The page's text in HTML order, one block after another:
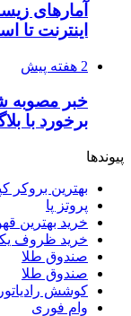
آمارهای
اینترنت تا
2 هفته پیش
خبر مصوبه
برخورد با
پیوندها
بهترین بروکر
پروتز پا
خرید بهترین
خرید ظروف
صندوق طلا
صندوق طلا
کوشش رادیاتور
وام فوری